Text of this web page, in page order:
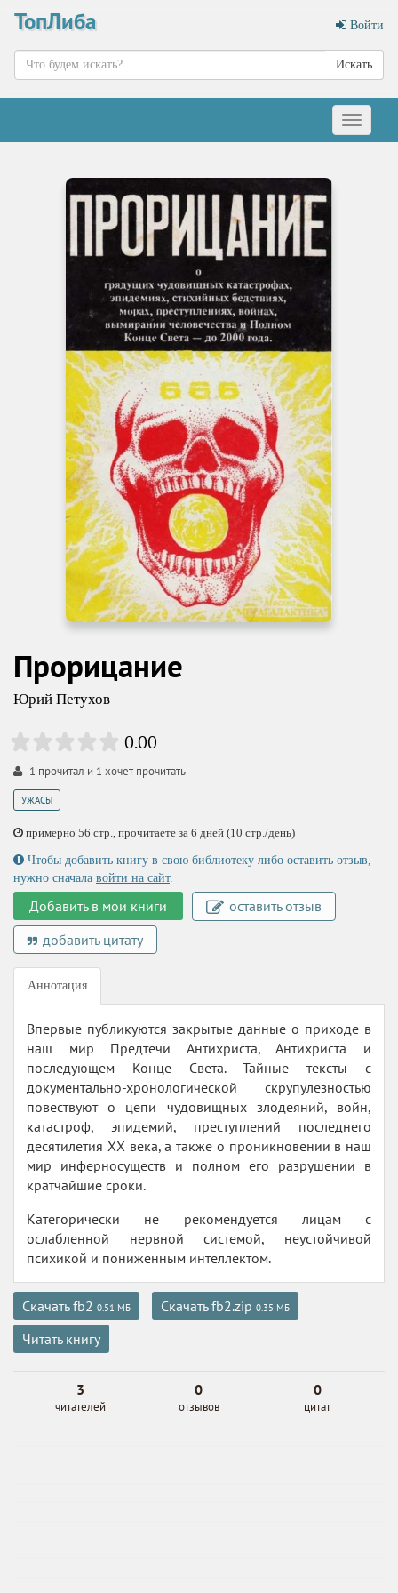
ТопЛиба Войти
Искать
Меню
Прорицание
Юрий Петухов
0.00
1 прочитал и 1 хочет прочитать
УЖАСЫ
примерно 56 стр., прочитаете за 6 дней (10 стр./день)
Чтобы добавить книгу в свою библиотеку либо оставить отзыв,
нужно сначала войти на сайт.
Добавить в мои книги
оставить отзыв
добавить цитату
Аннотация
Впервые публикуются закрытые данные о приходе в
наш мир Предтечи Антихриста, Антихриста и
последующем Конце Света. Тайные тексты с
документально-хронологической скрупулезностью
повествуют о цепи чудовищных злодеяний, войн,
катастроф, эпидемий, преступлений последнего
десятилетия XX века, а также о проникновении в наш
мир инферносуществ и полном его разрушении в
кратчайшие сроки.
Категорически не рекомендуется лицам с
ослабленной нервной системой, неустойчивой
психикой и пониженным интеллектом.
Скачать fb2 0.51 МБ Скачать fb2.zip 0.35 МБ
Читать книгу
3
читателей
0
отзывов
0
цитат